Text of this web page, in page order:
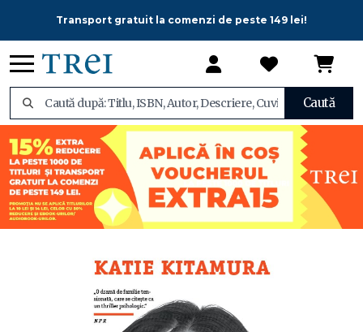
Transport gratuit la comenzi de peste 149 lei!
Caută